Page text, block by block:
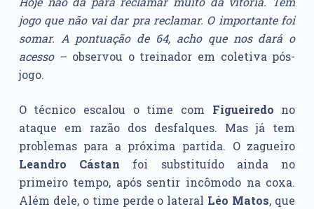
jogo que não vai dar pra reclamar. O importante foi
somar. A pontuação de 64, acho que nos dará o
acesso –observou o treinador em coletiva pós-
jogo.
O técnico escalou o time com Figueiredo no
ataque em razão dos desfalques. Mas já tem
problemas para a próxima partida. O zagueiro
Leandro Cástan foi substituído ainda no
primeiro tempo, após sentir incômodo na coxa.
Além dele, o time perde o lateral Léo Matos, que